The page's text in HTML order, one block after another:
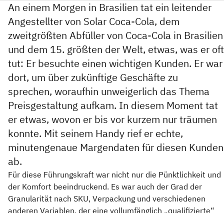
An einem Morgen in Brasilien tat ein leitender
Angestellter von Solar Coca-Cola, dem
zweitgrößten Abfüller von Coca-Cola in Brasilien
und dem 15. größten der Welt, etwas, was er oft
tut: Er besuchte einen wichtigen Kunden. Er war
dort, um über zukünftige Geschäfte zu
sprechen, woraufhin unweigerlich das Thema
Preisgestaltung aufkam. In diesem Moment tat
er etwas, wovon er bis vor kurzem nur träumen
konnte. Mit seinem Handy rief er echte,
minutengenaue Margendaten für diesen Kunden
ab.
Für diese Führungskraft war nicht nur die Pünktlichkeit und
der Komfort beeindruckend. Es war auch der Grad der
Granularität nach SKU, Verpackung und verschiedenen
anderen Variablen, der eine vollumfänglich „qualifizierte“